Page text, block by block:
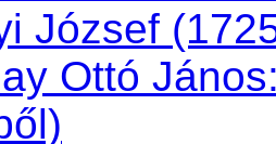
József
Ottó